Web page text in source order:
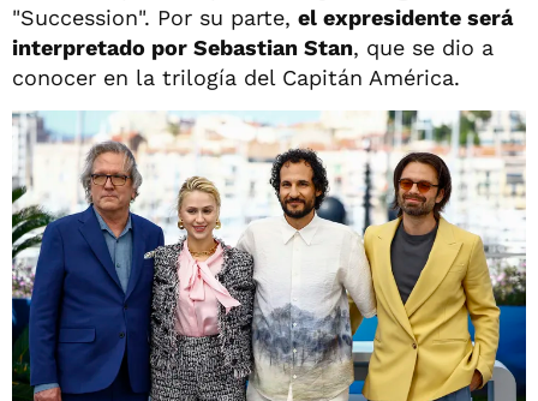
"Succession". Por su parte, el expresidente será
interpretado por Sebastian Stan, que se dio a
conocer en la trilogía del Capitán América.